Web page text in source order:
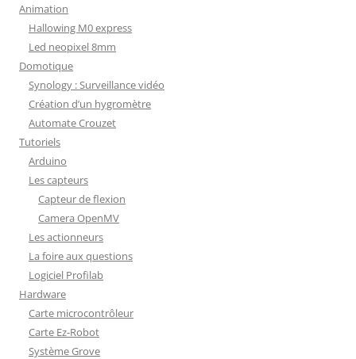
Animation
Hallowing M0 express
Led neopixel 8mm
Domotique
Synology : Surveillance vidéo
Création d’un hygromètre
Automate Crouzet
Tutoriels
Arduino
Les capteurs
Capteur de flexion
Camera OpenMV
Les actionneurs
La foire aux questions
Logiciel Profilab
Hardware
Carte microcontrôleur
Carte Ez-Robot
Système Grove